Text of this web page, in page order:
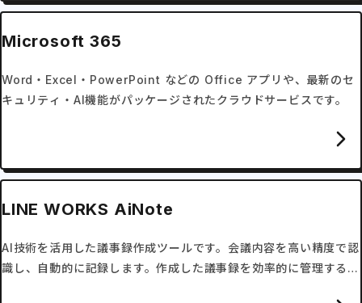
Microsoft 365
Word・Excel・PowerPoint などの Office アプリや、最新のセ
キュリティ・AI機能がパッケージされたクラウドサービスです。
LINE WORKS AiNote
AI技術を活用した議事録作成ツールです。会議内容を高い精度で認
識し、自動的に記録します。作成した議事録を効率的に管理するこ